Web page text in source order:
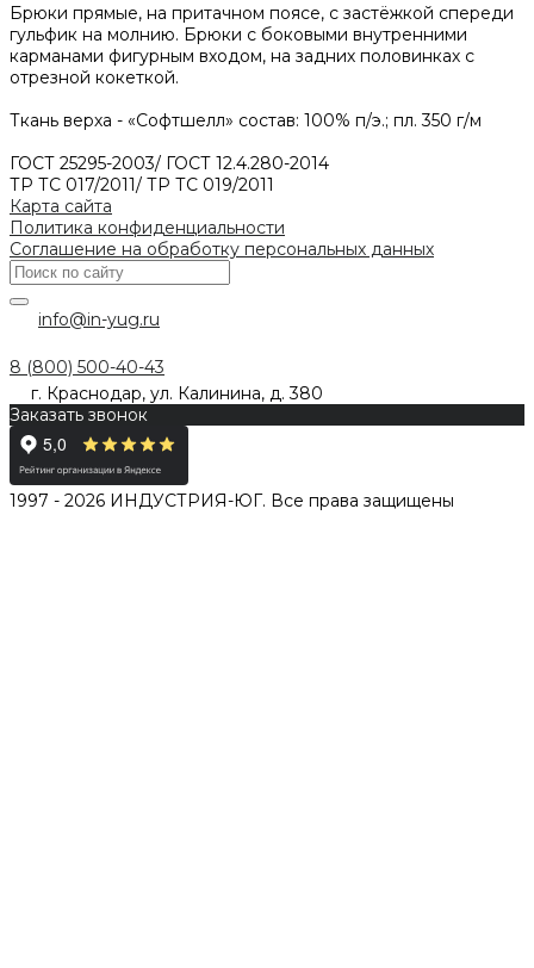
Брюки прямые, на притачном поясе, с застёжкой спереди
гульфик на молнию. Брюки с боковыми внутренними
карманами фигурным входом, на задних половинках с
отрезной кокеткой.
Ткань верха - «Софтшелл» состав: 100% п/э.; пл. 350 г/м
ГОСТ 25295-2003/ ГОСТ 12.4.280-2014
ТР ТС 017/2011/ ТР ТС 019/2011
Карта сайта
Политика конфиденциальности
Соглашение на обработку персональных данных
info@in-yug.ru
8 (800) 500-40-43
г. Краснодар, ул. Калинина, д. 380
Заказать звонок
1997 - 2026 ИНДУСТРИЯ-ЮГ. Все права защищены